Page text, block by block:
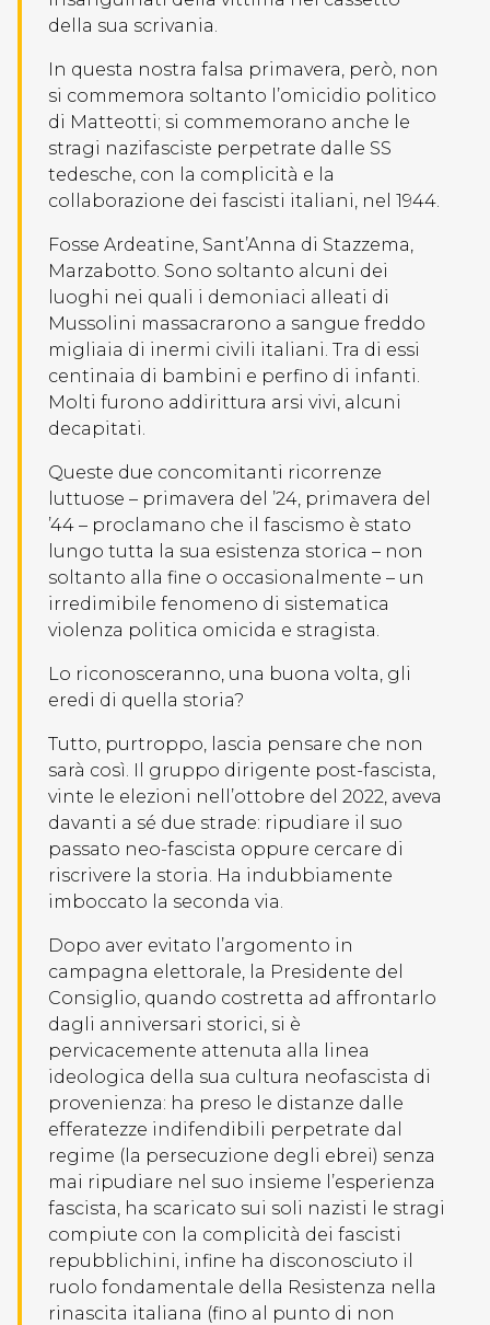
della sua scrivania.
In questa nostra falsa primavera, però, non
si commemora soltanto l’omicidio politico
di Matteotti; si commemorano anche le
stragi nazifasciste perpetrate dalle SS
tedesche, con la complicità e la
collaborazione dei fascisti italiani, nel 1944.
Fosse Ardeatine, Sant’Anna di Stazzema,
Marzabotto. Sono soltanto alcuni dei
luoghi nei quali i demoniaci alleati di
Mussolini massacrarono a sangue freddo
migliaia di inermi civili italiani. Tra di essi
centinaia di bambini e perfino di infanti.
Molti furono addirittura arsi vivi, alcuni
decapitati.
Queste due concomitanti ricorrenze
luttuose – primavera del ’24, primavera del
’44 – proclamano che il fascismo è stato
lungo tutta la sua esistenza storica – non
soltanto alla fine o occasionalmente – un
irredimibile fenomeno di sistematica
violenza politica omicida e stragista.
Lo riconosceranno, una buona volta, gli
eredi di quella storia?
Tutto, purtroppo, lascia pensare che non
sarà così. Il gruppo dirigente post-fascista,
vinte le elezioni nell’ottobre del 2022, aveva
davanti a sé due strade: ripudiare il suo
passato neo-fascista oppure cercare di
riscrivere la storia. Ha indubbiamente
imboccato la seconda via.
Dopo aver evitato l’argomento in
campagna elettorale, la Presidente del
Consiglio, quando costretta ad affrontarlo
dagli anniversari storici, si è
pervicacemente attenuta alla linea
ideologica della sua cultura neofascista di
provenienza: ha preso le distanze dalle
efferatezze indifendibili perpetrate dal
regime (la persecuzione degli ebrei) senza
mai ripudiare nel suo insieme l’esperienza
fascista, ha scaricato sui soli nazisti le stragi
compiute con la complicità dei fascisti
repubblichini, infine ha disconosciuto il
ruolo fondamentale della Resistenza nella
rinascita italiana (fino al punto di non